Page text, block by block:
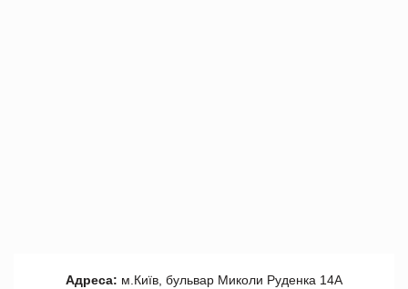
Адреса: м.Київ, бульвар Миколи Руденка 14А